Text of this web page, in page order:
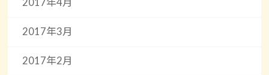
2017年4月
2017年3月
2017年2月